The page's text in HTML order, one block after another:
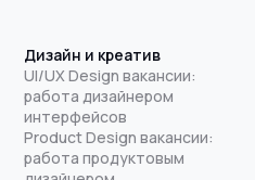
Дизайн и креатив
UI/UX Design вакансии:
работа дизайнером
интерфейсов
Product Design вакансии:
работа продуктовым